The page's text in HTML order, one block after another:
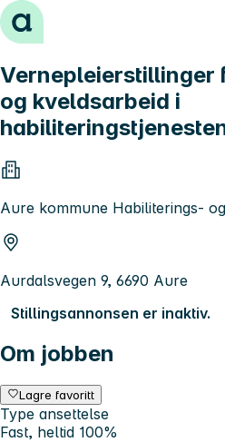
Hopp til innhold
Vernepleierstillinger
og kveldsarbeid i
Aure kommune Habiliterings-
Aurdalsvegen 9, 6690 Aure
Stillingsannonsen er inaktiv.
Om jobben
Lagre favoritt
Type ansettelse
Fast, heltid 100%